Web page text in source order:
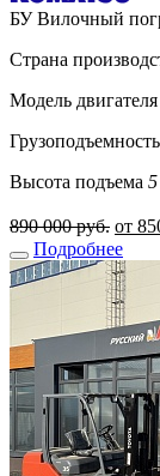
БУ Вилочный
Страна
Модель двигателя
Грузоподъемность
Высота подъема 5
890 000 руб. от
Подробнее